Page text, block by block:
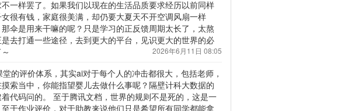
一样罢了。如果我们以现在的生活品质要求经历以前同样
很有钱，家庭很美满，却仍要大夏天不开空调风扇一样
伞是用来干嘛的呢？只是学习的正反馈周期太长了，太熬
去打通一些途径，去到更大的平台，见识更大的世界的必
2026年6月11日 08:05
堂的评价体系，其实ai对于每个人的冲击都很大，包括老师，
索当中，你能指望婴儿去做什么事呢？隔壁计科大数据的
代码问的。 至于腾讯文档，世界的规则不是死的，这是一
于作业评价，对于助教来说他们只是希望所有同学都能拿